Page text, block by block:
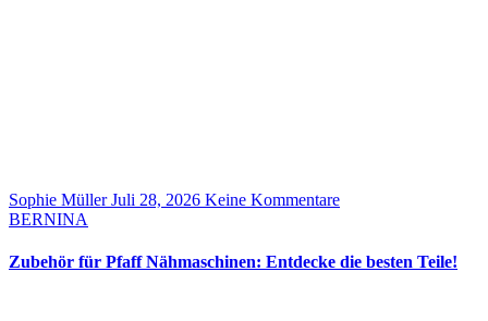
Sophie MüllerJuli 28, 2026 Keine Kommentare
BERNINA
Zubehör für Pfaff Nähmaschinen: Entdecke die besten Teile!